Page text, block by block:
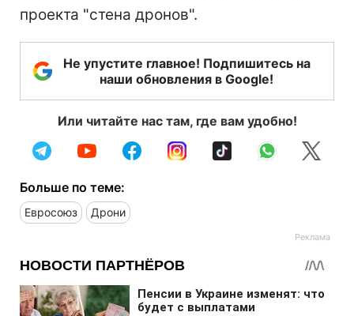
проекта "стена дронов".
Не упустите главное! Подпишитесь на
наши обновления в Google!
Или читайте нас там, где вам удобно!
Больше по теме:
Евросоюз Дрони